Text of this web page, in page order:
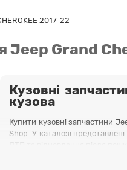
2017-22
Jeep Grand
Кузовні
кузова
Купити кузовні запчастини
Shop. У каталозі
Кузовні запчастини Jeep